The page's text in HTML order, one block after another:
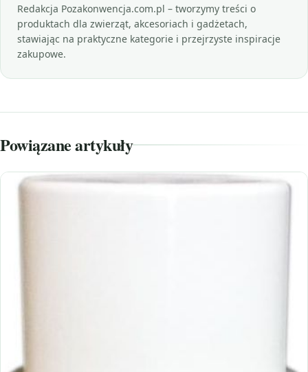
Redakcja Pozakonwencja.com.pl – tworzymy treści o
produktach dla zwierząt, akcesoriach i gadżetach,
stawiając na praktyczne kategorie i przejrzyste inspiracje
zakupowe.
Powiązane artykuły